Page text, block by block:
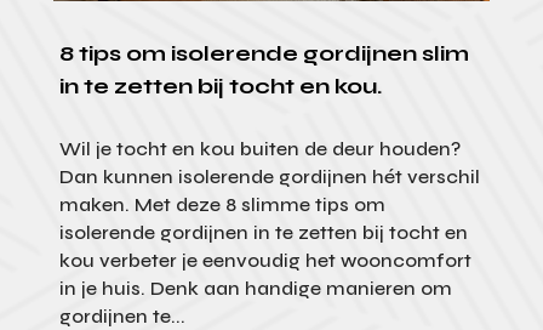
8 tips om isolerende gordijnen slim
in te zetten bij tocht en kou.
Wil je tocht en kou buiten de deur houden?
Dan kunnen isolerende gordijnen hét verschil
maken. Met deze 8 slimme tips om
isolerende gordijnen in te zetten bij tocht en
kou verbeter je eenvoudig het wooncomfort
in je huis. Denk aan handige manieren om
gordijnen te...